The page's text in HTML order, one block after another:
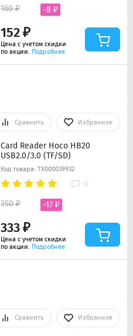
152 ₽
160 ₽ -8 ₽
Цена с учетом скидки
по акции. Подробнее
Сравнить Избранное
Card Reader Hoco HB20
USB2.0/3.0 (TF/SD)
Код товара: ТХ000039932
0
333 ₽
350 ₽ -17 ₽
Цена с учетом скидки
по акции. Подробнее
Сравнить Избранное